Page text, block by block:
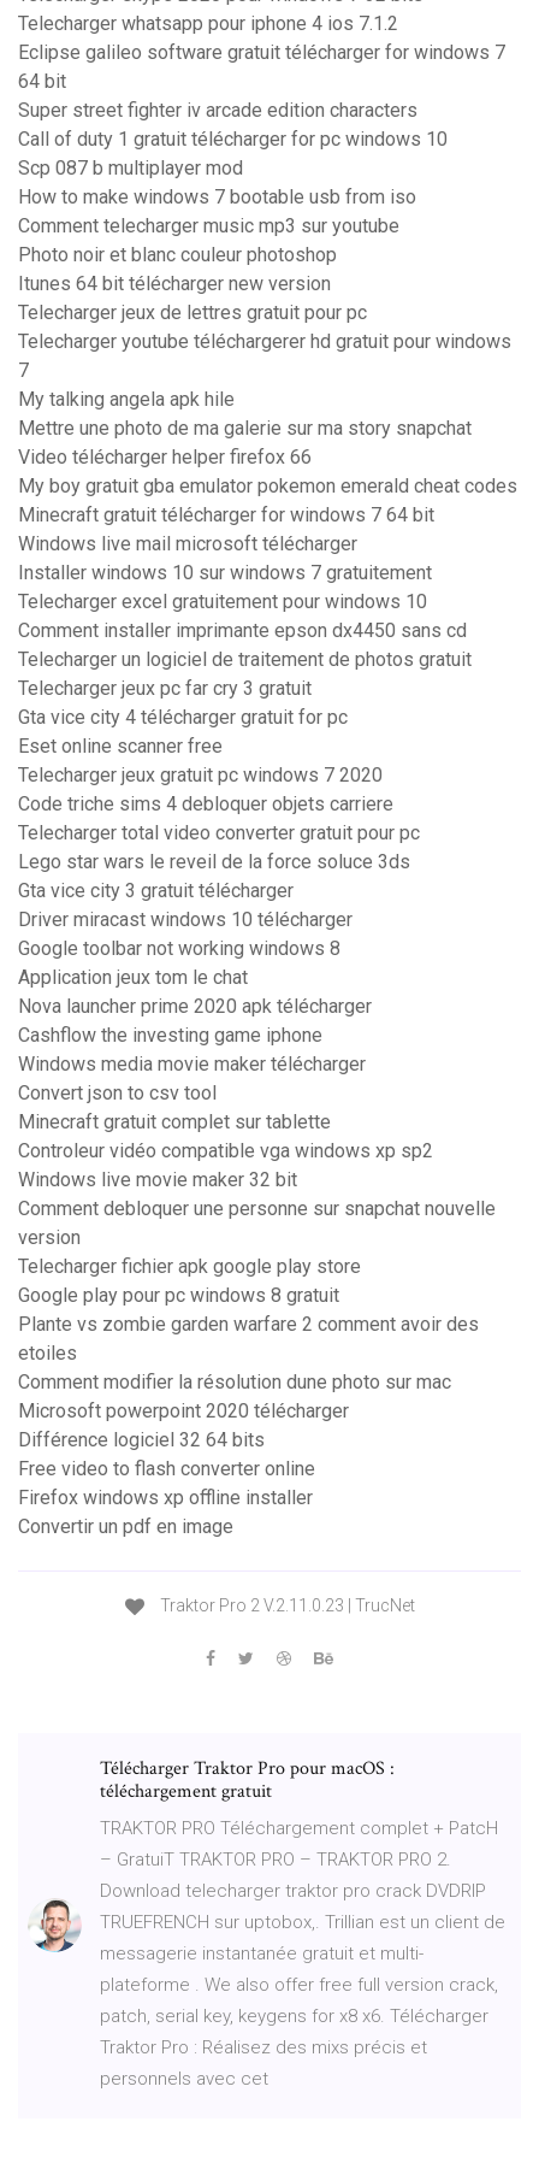
Telecharger whatsapp pour iphone 4 ios 7.1.2
Eclipse galileo software gratuit télécharger for windows 7
64 bit
Super street fighter iv arcade edition characters
Call of duty 1 gratuit télécharger for pc windows 10
Scp 087 b multiplayer mod
How to make windows 7 bootable usb from iso
Comment telecharger music mp3 sur youtube
Photo noir et blanc couleur photoshop
Itunes 64 bit télécharger new version
Telecharger jeux de lettres gratuit pour pc
Telecharger youtube téléchargerer hd gratuit pour windows
7
My talking angela apk hile
Mettre une photo de ma galerie sur ma story snapchat
Video télécharger helper firefox 66
My boy gratuit gba emulator pokemon emerald cheat codes
Minecraft gratuit télécharger for windows 7 64 bit
Windows live mail microsoft télécharger
Installer windows 10 sur windows 7 gratuitement
Telecharger excel gratuitement pour windows 10
Comment installer imprimante epson dx4450 sans cd
Telecharger un logiciel de traitement de photos gratuit
Telecharger jeux pc far cry 3 gratuit
Gta vice city 4 télécharger gratuit for pc
Eset online scanner free
Telecharger jeux gratuit pc windows 7 2020
Code triche sims 4 debloquer objets carriere
Telecharger total video converter gratuit pour pc
Lego star wars le reveil de la force soluce 3ds
Gta vice city 3 gratuit télécharger
Driver miracast windows 10 télécharger
Google toolbar not working windows 8
Application jeux tom le chat
Nova launcher prime 2020 apk télécharger
Cashflow the investing game iphone
Windows media movie maker télécharger
Convert json to csv tool
Minecraft gratuit complet sur tablette
Controleur vidéo compatible vga windows xp sp2
Windows live movie maker 32 bit
Comment debloquer une personne sur snapchat nouvelle
version
Telecharger fichier apk google play store
Google play pour pc windows 8 gratuit
Plante vs zombie garden warfare 2 comment avoir des
etoiles
Comment modifier la résolution dune photo sur mac
Microsoft powerpoint 2020 télécharger
Différence logiciel 32 64 bits
Free video to flash converter online
Firefox windows xp offline installer
Convertir un pdf en image
Traktor Pro 2 V.2.11.0.23 | TrucNet
Télécharger Traktor Pro pour macOS :
téléchargement gratuit
TRAKTOR PRO Téléchargement complet + PatcH
– GratuiT TRAKTOR PRO – TRAKTOR PRO 2.
Download telecharger traktor pro crack DVDRIP
TRUEFRENCH sur uptobox,. Trillian est un client de
messagerie instantanée gratuit et multi-
plateforme . We also offer free full version crack,
patch, serial key, keygens for x8 x6. Télécharger
Traktor Pro : Réalisez des mixs précis et
personnels avec cet